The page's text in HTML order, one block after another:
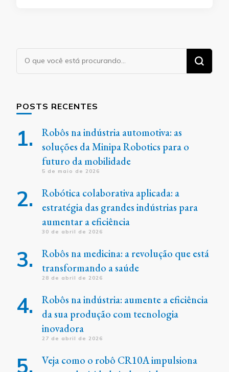
Procurando
algo?
POSTS RECENTES
Robôs na indústria automotiva: as
soluções da Minipa Robotics para o
futuro da mobilidade
5 de maio de 2026
Robótica colaborativa aplicada: a
estratégia das grandes indústrias para
aumentar a eficiência
30 de abril de 2026
Robôs na medicina: a revolução que está
transformando a saúde
28 de abril de 2026
Robôs na indústria: aumente a eficiência
da sua produção com tecnologia
inovadora
27 de abril de 2026
Veja como o robô CR10A impulsiona